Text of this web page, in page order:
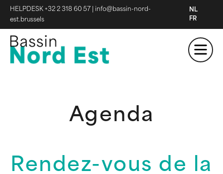
HELPDESK +32 2 318 60 57
info@bassin-nord-
est.brussels
NL
FR
Agenda
Rendez-vous de la